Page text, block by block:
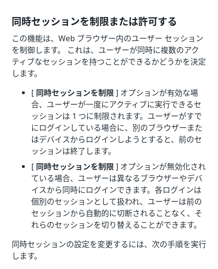
同時セッションを制限または許可する
この機能は、Web ブラウザー内のユーザー セッション
を制御します。 これは、ユーザーが同時に複数のアク
ティブなセッションを持つことができるかどうかを決定
します。
[ 同時セッションを制限] オプションが有効な場
合、ユーザーが一度にアクティブに実行できるセ
ッションは 1 つに制限されます。ユーザーがすで
にログインしている場合に、別のブラウザーまた
はデバイスからログインしようとすると、前のセ
ッションは終了します。
[ 同時セッションを制限] オプションが無効化され
ている場合、ユーザーは異なるブラウザーやデバ
イスから同時にログインできます。各ログインは
個別のセッションとして扱われ、ユーザーは前の
セッションから自動的に切断されることなく、そ
れらのセッションを切り替えることができます。
同時セッションの設定を変更するには、次の手順を実行
します。